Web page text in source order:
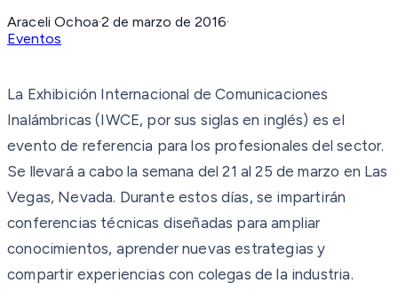
Araceli Ochoa·2 de marzo de 2016·
Eventos
La Exhibición Internacional de Comunicaciones
Inalámbricas (IWCE, por sus siglas en inglés) es el
evento de referencia para los profesionales del sector.
Se llevará a cabo la semana del 21 al 25 de marzo en Las
Vegas, Nevada. Durante estos días, se impartirán
conferencias técnicas diseñadas para ampliar
conocimientos, aprender nuevas estrategias y
compartir experiencias con colegas de la industria.